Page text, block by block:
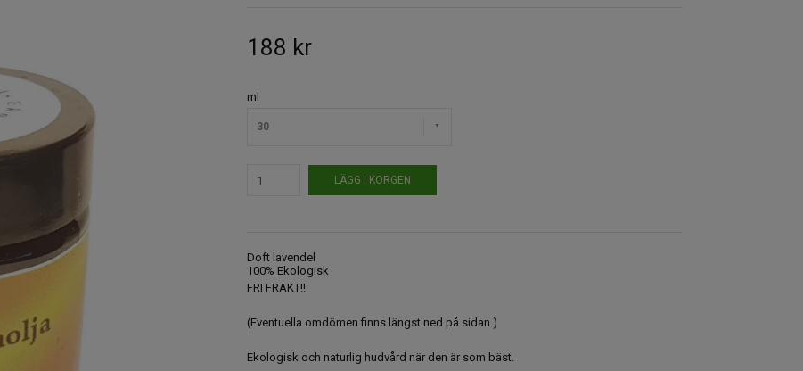
188 kr
ml
30
LÄGG I KORGEN
Doft lavendel
100% Ekologisk
FRI FRAKT!!
(Eventuella omdömen finns längst ned på sidan.)
Ekologisk och naturlig hudvård när den är som bäst.